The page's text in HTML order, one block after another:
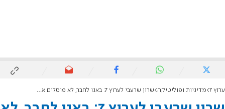
ערוץ 7 מדיניות ופוליטיקה שרון שרעבי לערוץ 7: באנו לחבר, לא פוסלים את הליכוד